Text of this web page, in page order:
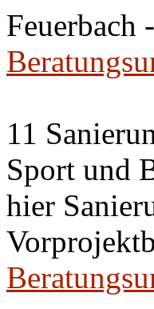
Feuerbach
11
Sport und
hier